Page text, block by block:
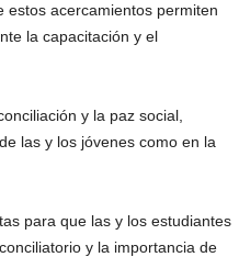
estos acercamientos permiten
la capacitación y el
y la paz social,
las y los jóvenes como en la
para que las y los estudiantes
y la importancia de